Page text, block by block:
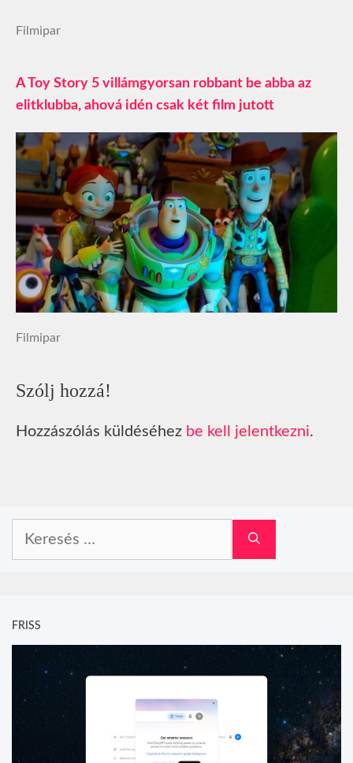
Filmipar
A Toy Story 5 villámgyorsan robbant be abba az
elitklubba, ahová idén csak két film jutott
Filmipar
Szólj hozzá!
Hozzászólás küldéséhez be kell jelentkezni.
FRISS